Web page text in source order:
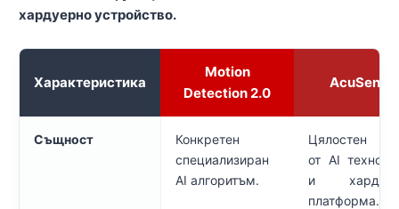
хардуерно устройство.
Характеристика
Motion
Detection 2.0
AcuSense
Същност
Конкретен
специализиран
AI алгоритъм.
Цялостен
от AI
и
платформа.